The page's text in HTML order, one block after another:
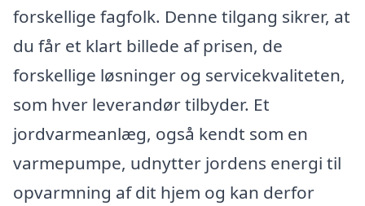
forskellige fagfolk. Denne tilgang sikrer, at
du får et klart billede af prisen, de
forskellige løsninger og servicekvaliteten,
som hver leverandør tilbyder. Et
jordvarmeanlæg, også kendt som en
varmepumpe, udnytter jordens energi til
opvarmning af dit hjem og kan derfor